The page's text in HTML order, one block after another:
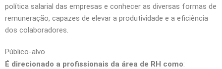
política salarial das empresas e conhecer as diversas formas de
remuneração, capazes de elevar a produtividade e a eficiência
dos colaboradores.
Público-alvo
É direcionado a profissionais da área de RH como: